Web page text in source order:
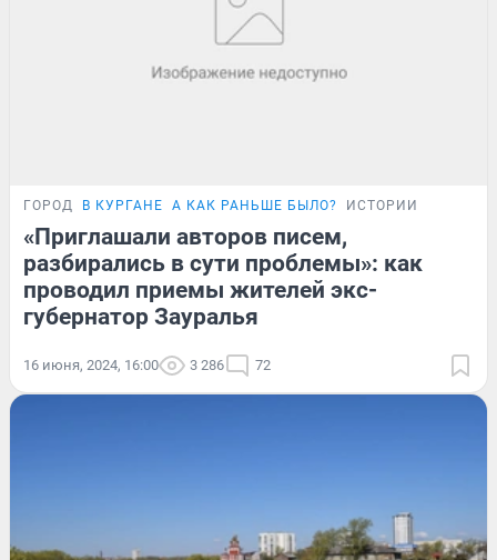
ГОРОД В КУРГАНЕ А КАК РАНЬШЕ БЫЛО? ИСТОРИИ
«Приглашали авторов писем,
разбирались в сути проблемы»: как
проводил приемы жителей экс-
губернатор Зауралья
16 июня, 2024, 16:00 3 286 72